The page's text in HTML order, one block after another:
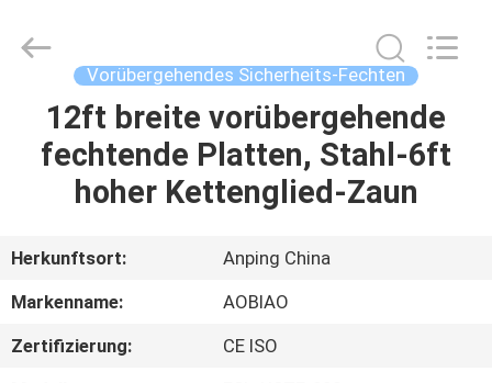
HAUS
PRODUKTE
ÜBER
UNS
FABRIK-
ECER
Vorübergehendes Sicherheits-Fechten
12ft breite vorübergehende
fechtende Platten, Stahl-6ft
hoher Kettenglied-Zaun
Herkunftsort:
Anping China
Markenname:
AOBIAO
Zertifizierung:
CE ISO